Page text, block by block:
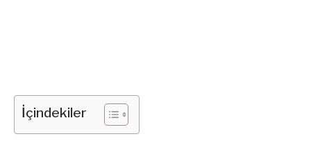
İçindekiler